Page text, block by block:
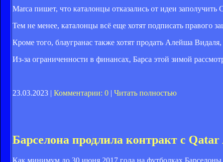
Marca пишет, что каталонцы отказались от идеи
Тем не менее, каталонцы всё еще хотят подписать правого
Кроме того, блаугранас также хотят продать Алейша
Из-за ограниченности в финансах, Барса этой зимой
23.03.2023 | Комментарии: 0 | Читать полностью
Барселона продлила контракт с